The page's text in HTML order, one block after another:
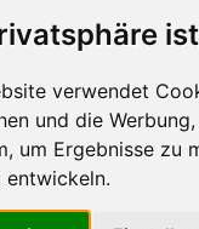
verwendet
und die
um Ergebnisse zu
Wirtschaft
Note 1 -
Ich biete
genannte
bewertet.